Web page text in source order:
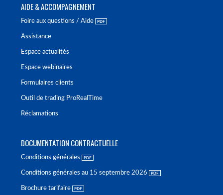
AIDE & ACCOMPAGNEMENT
Foire aux questions / Aide
Assistance
Espace actualités
Espace webinaires
Formulaires clients
Outil de trading ProRealTime
Réclamations
DOCUMENTATION CONTRACTUELLE
Conditions générales
Conditions générales au 15 septembre 2026
Brochure tarifaire